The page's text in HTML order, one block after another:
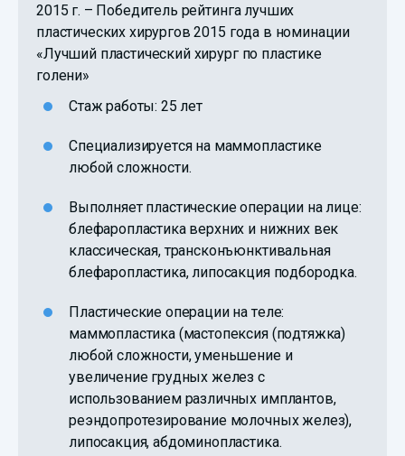
2015 г. – Победитель рейтинга лучших
пластических хирургов 2015 года в номинации
«Лучший пластический хирург по пластике
голени»
Стаж работы: 25 лет
Специализируется на маммопластике
любой сложности.
Выполняет пластические операции на лице:
блефаропластика верхних и нижних век
классическая, трансконъюнктивальная
блефаропластика, липосакция подбородка.
Пластические операции на теле:
маммопластика (мастопексия (подтяжка)
любой сложности, уменьшение и
увеличение грудных желез с
использованием различных имплантов,
реэндопротезирование молочных желез),
липосакция, абдоминопластика.